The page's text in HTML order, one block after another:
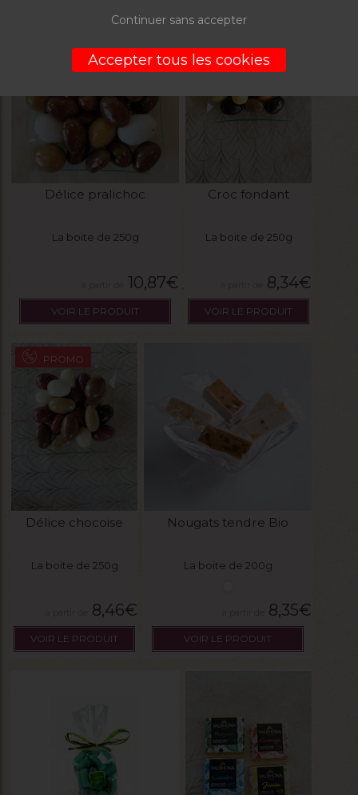
Délice pralichoc
La boite de 250g
10,87€
VOIR LE PRODUIT
Croc fondant
La boite de 250g
8,34€
VOIR LE PRODUIT
PROMO
Délice chocoise
La boite de 250g
8,46€
VOIR LE PRODUIT
Nougats tendre Bio
La boite de 200g
8,35€
VOIR LE PRODUIT
Continuer sans accepter
Accepter tous les cookies